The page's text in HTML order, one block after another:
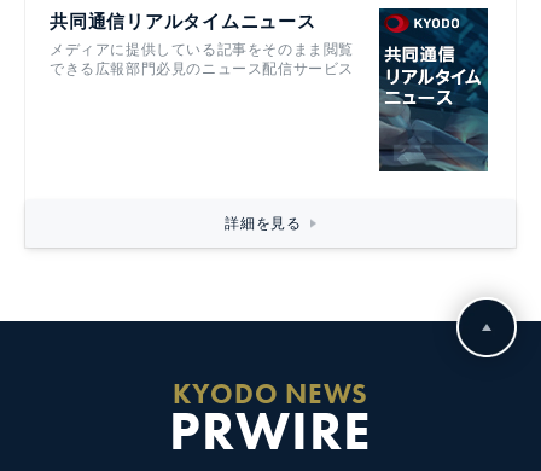
共同通信リアルタイムニュース
メディアに提供している記事をそのまま閲覧
できる広報部門必見のニュース配信サービス
詳細を見る
KYODO NEWS
PRWIRE